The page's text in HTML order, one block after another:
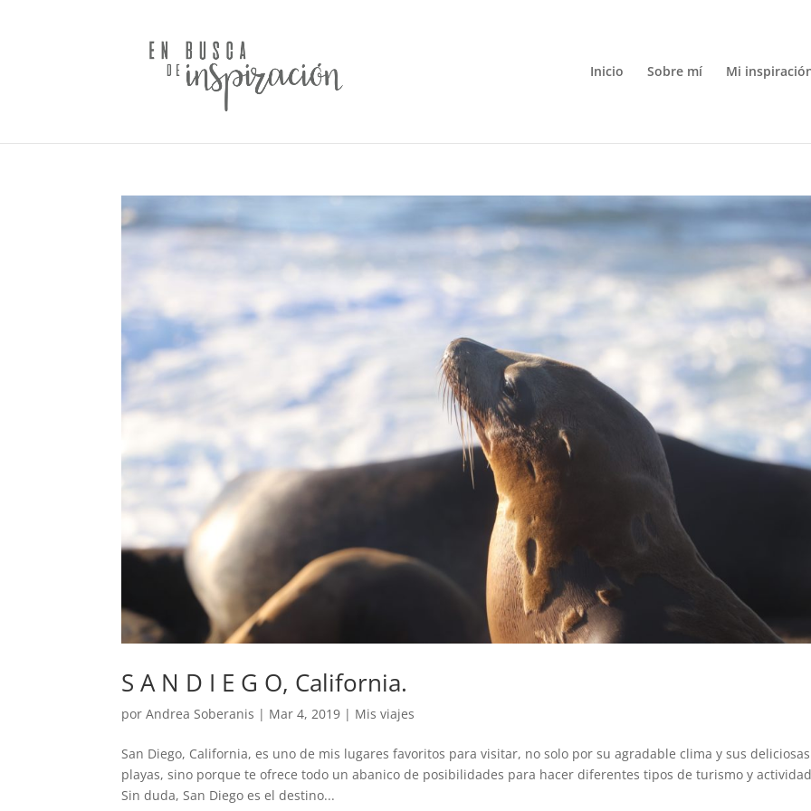
Inicio Sobre mí Mi
S A N D I E G O, California.
porAndrea Soberanis | Mar 4, 2019 | Mis viajes
San Diego, California, es uno de mis lugares favoritos para visitar, no solo por su agradable clima y sus deliciosas
playas, sino porque te ofrece todo un abanico de posibilidades para hacer diferentes tipos de turismo y
Sin duda, San Diego es el destino...